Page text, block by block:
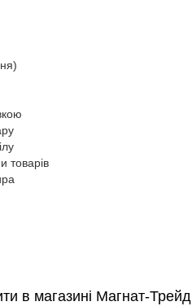
товарів
в магазині Магнат-Трейд